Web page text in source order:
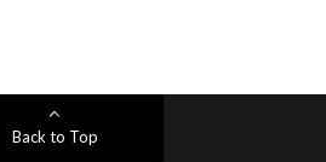
Back to Top